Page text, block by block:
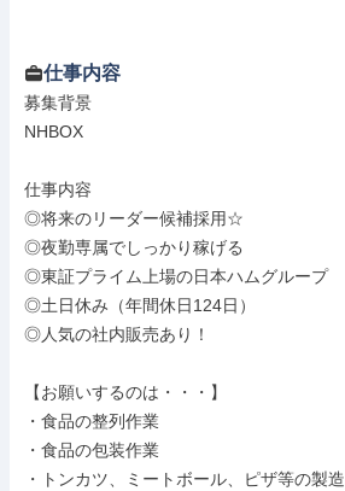
仕事内容
募集背景
NHBOX
仕事内容
◎将来のリーダー候補採用☆
◎夜勤専属でしっかり稼げる
◎東証プライム上場の日本ハムグループ
◎土日休み（年間休日124日）
◎人気の社内販売あり！
【お願いするのは・・・】
・食品の整列作業
・食品の包装作業
・トンカツ、ミートボール、ピザ等の製造